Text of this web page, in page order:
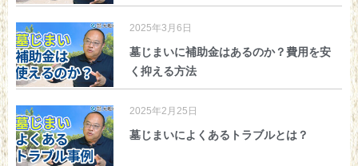
墓じまいに補助金はあるのか？費用を安
く抑える方法
2025年3月6日
墓じまいによくあるトラブルとは？
2025年2月25日